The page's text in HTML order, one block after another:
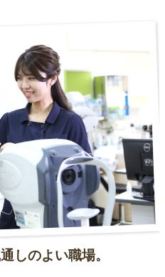
しのよい職場。